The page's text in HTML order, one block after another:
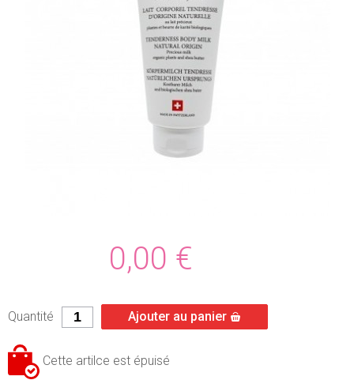
0,00 €
Quantité Ajouter au panier
Cette artilce est épuisé